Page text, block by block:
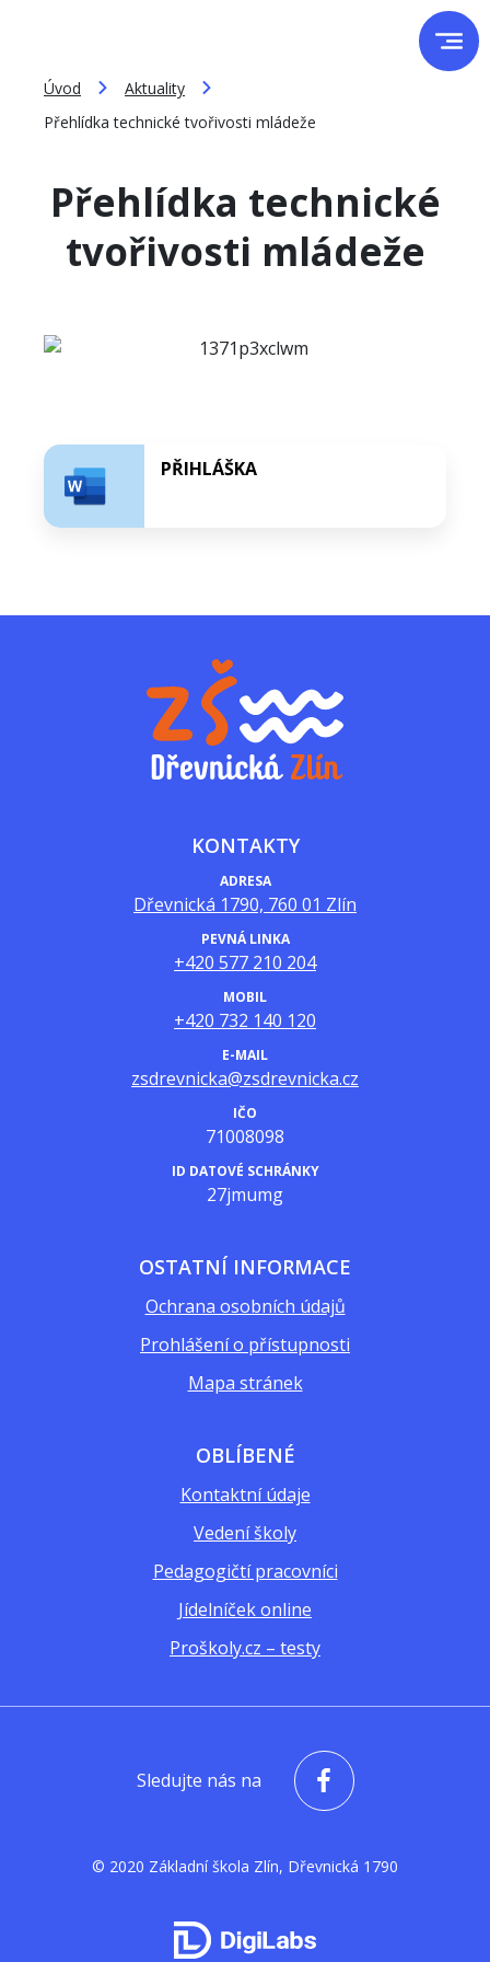
Úvod
Aktuality
Přehlídka technické tvořivosti mládeže
Přehlídka technické
tvořivosti mládeže
PŘIHLÁŠKA
KONTAKTY
ADRESA
Dřevnická 1790, 760 01 Zlín
PEVNÁ LINKA
+420 577 210 204
MOBIL
+420 732 140 120
E-MAIL
zsdrevnicka@zsdrevnicka.cz
IČO
71008098
ID DATOVÉ SCHRÁNKY
27jmumg
OSTATNÍ INFORMACE
Ochrana osobních údajů
Prohlášení o přístupnosti
Mapa stránek
OBLÍBENÉ
Kontaktní údaje
Vedení školy
Pedagogičtí pracovníci
Jídelníček online
Proškoly.cz – testy
© 2020 Základní škola Zlín, Dřevnická 1790
Sledujte nás na